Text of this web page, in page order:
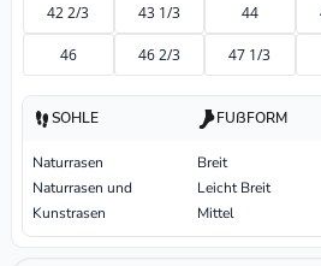
42 2/3 43 1/3 44
46 46 2/3 47 1/3
SOHLE
Naturrasen
Naturrasen und
Kunstrasen
FUßFORM
Breit
Leicht Breit
Mittel